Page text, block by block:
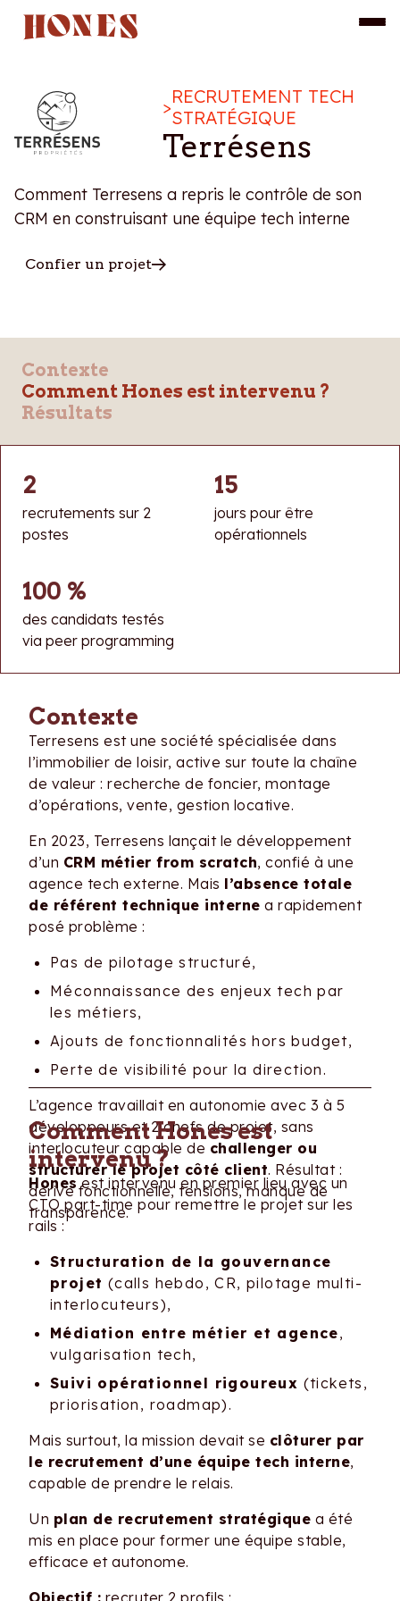
>RECRUTEMENT TECH
STRATÉGIQUE
Terrésens
Comment Terresens a repris le contrôle de son
CRM en construisant une équipe tech interne
Confier un projet
Contexte
Comment Hones est intervenu ?
Résultats
2
recrutements sur 2
postes
15
jours pour être
opérationnels
100 %
des candidats testés
via peer programming
Contexte
Terresens est une société spécialisée dans
l’immobilier de loisir, active sur toute la chaîne
de valeur : recherche de foncier, montage
d’opérations, vente, gestion locative.
En 2023, Terresens lançait le développement
d’un CRM métier from scratch, confié à une
agence tech externe. Mais l’absence totale
de référent technique interne a rapidement
posé problème :
Pas de pilotage structuré,
Méconnaissance des enjeux tech par
les métiers,
Ajouts de fonctionnalités hors budget,
Perte de visibilité pour la direction.
L’agence travaillait en autonomie avec 3 à 5
développeurs et 2 chefs de projet, sans
interlocuteur capable de challenger ou
structurer le projet côté client. Résultat :
dérive fonctionnelle, tensions, manque de
transparence.
Comment Hones est
intervenu ?
Hones est intervenu en premier lieu avec un
CTO part-time pour remettre le projet sur les
rails :
Structuration de la gouvernance
projet (calls hebdo, CR, pilotage multi-
interlocuteurs),
Médiation entre métier et agence,
vulgarisation tech,
Suivi opérationnel rigoureux (tickets,
priorisation, roadmap).
Mais surtout, la mission devait se clôturer par
le recrutement d’une équipe tech interne,
capable de prendre le relais.
Un plan de recrutement stratégique a été
mis en place pour former une équipe stable,
efficace et autonome.
Objectif : recruter 2 profils :